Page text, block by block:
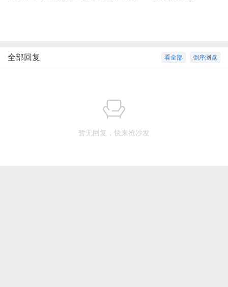
倒序浏览
看全部
全部回复
暂无回复，快来抢沙发